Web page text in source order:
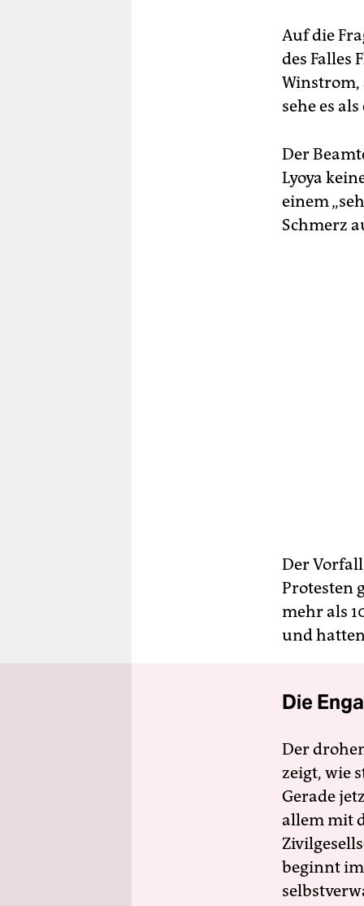
Auf die
des Falles
Winstrom,
sehe es
Der
Lyoya
einem
Schmerz
Der
Protesten
mehr als
und
Die
Der
zeigt, wie
Gerade
allem mit
beginnt